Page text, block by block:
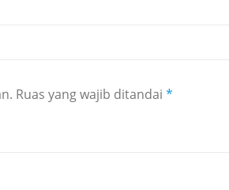
Ruas yang wajib ditandai *